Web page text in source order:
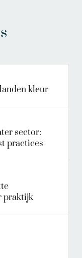
kleur
sector:
practices
praktijk